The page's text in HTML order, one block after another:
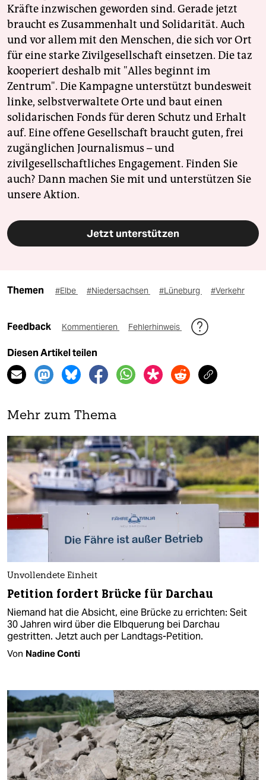
Kräfte inzwischen geworden sind. Gerade jetzt
braucht es Zusammenhalt und Solidarität. Auch
und vor allem mit den Menschen, die sich vor Ort
für eine starke Zivilgesellschaft einsetzen. Die taz
kooperiert deshalb mit "Alles beginnt im
Zentrum". Die Kampagne unterstützt bundesweit
linke, selbstverwaltete Orte und baut einen
solidarischen Fonds für deren Schutz und Erhalt
auf. Eine offene Gesellschaft braucht guten, frei
zugänglichen Journalismus – und
zivilgesellschaftliches Engagement. Finden Sie
auch? Dann machen Sie mit und unterstützen Sie
unsere Aktion.
Jetzt unterstützen
Themen #Elbe #Niedersachsen #Lüneburg #Verkehr
Feedback Kommentieren Fehlerhinweis
Diesen Artikel teilen
Mehr zum Thema
Unvollendete Einheit
Petition fordert Brücke für Darchau
Niemand hat die Absicht, eine Brücke zu errichten: Seit
30 Jahren wird über die Elbquerung bei Darchau
gestritten. Jetzt auch per Landtags-Petition.
Von Nadine Conti